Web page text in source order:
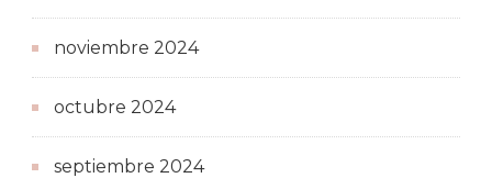
noviembre 2024
octubre 2024
septiembre 2024